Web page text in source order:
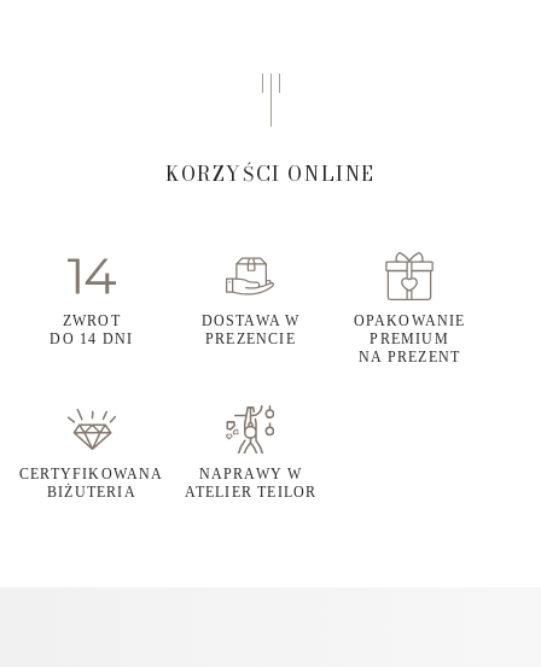
KORZYŚCI ONLINE
ZWROT
DO 14 DNI
DOSTAWA W
PREZENCIE
OPAKOWANIE
PREMIUM
NA PREZENT
CERTYFIKOWANA
BIŻUTERIA
NAPRAWY W
ATELIER TEILOR